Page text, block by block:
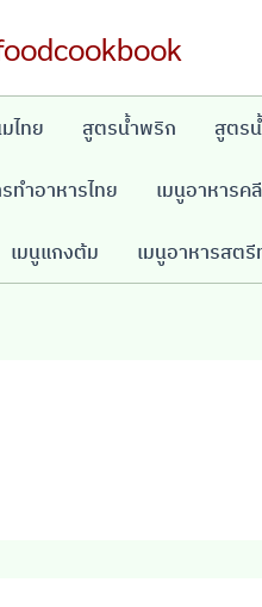
ไทย สูตรน้ำพริก สูตร
ทำอาหารไทย เมนูอาหารค
เมนูแกงต้ม เมนูอาหารสต